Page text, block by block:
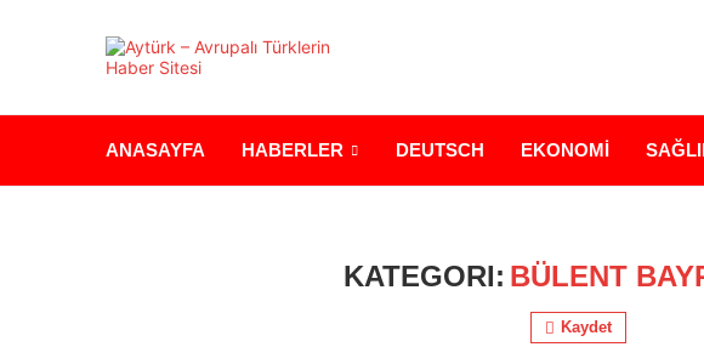
ANASAYFA HABERLER DEUTSCH EKONOMİ
KATEGORI: BÜLENT
Kaydet